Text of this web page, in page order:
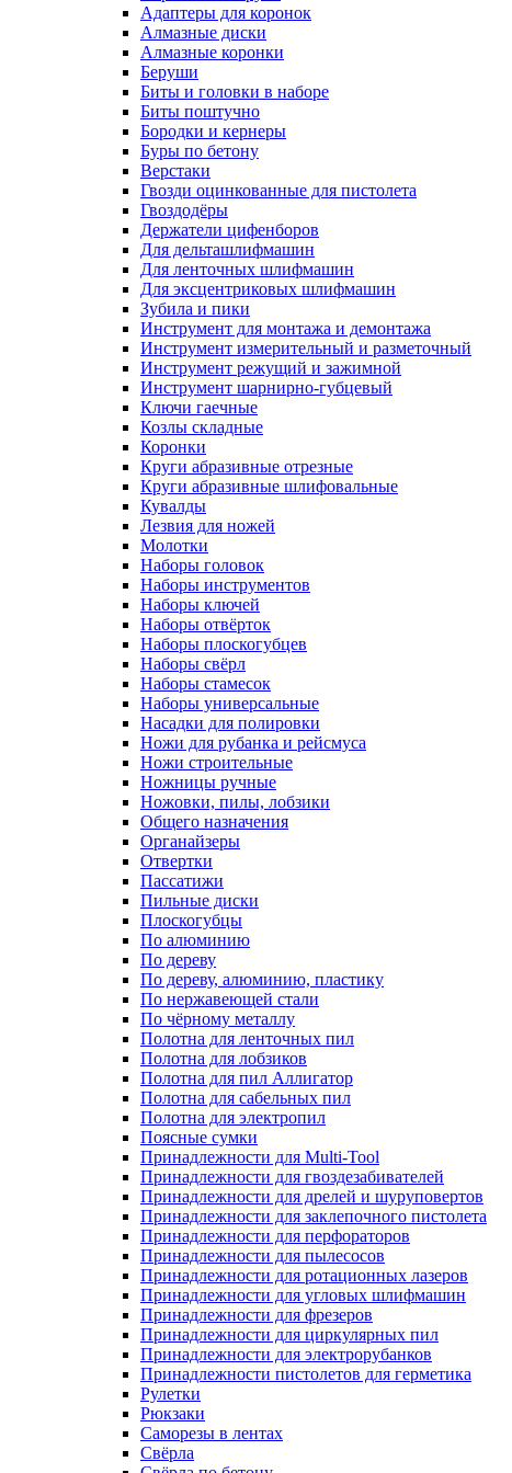
Адаптеры для коронок
Алмазные диски
Алмазные коронки
Беруши
Биты и головки в наборе
Биты поштучно
Бородки и кернеры
Буры по бетону
Верстаки
Гвозди оцинкованные для пистолета
Гвоздодёры
Держатели цифенборов
Для дельташлифмашин
Для ленточных шлифмашин
Для эксцентриковых шлифмашин
Зубила и пики
Инструмент для монтажа и демонтажа
Инструмент измерительный и разметочный
Инструмент режущий и зажимной
Инструмент шарнирно-губцевый
Ключи гаечные
Козлы складные
Коронки
Круги абразивные отрезные
Круги абразивные шлифовальные
Кувалды
Лезвия для ножей
Молотки
Наборы головок
Наборы инструментов
Наборы ключей
Наборы отвёрток
Наборы плоскогубцев
Наборы свёрл
Наборы стамесок
Наборы универсальные
Насадки для полировки
Ножи для рубанка и рейсмуса
Ножи строительные
Ножницы ручные
Ножовки, пилы, лобзики
Общего назначения
Органайзеры
Отвертки
Пассатижи
Пильные диски
Плоскогубцы
По алюминию
По дереву
По дереву, алюминию, пластику
По нержавеющей стали
По чёрному металлу
Полотна для ленточных пил
Полотна для лобзиков
Полотна для пил Аллигатор
Полотна для сабельных пил
Полотна для электропил
Поясные сумки
Принадлежности для Multi-Tool
Принадлежности для гвоздезабивателей
Принадлежности для дрелей и шуруповертов
Принадлежности для заклепочного пистолета
Принадлежности для перфораторов
Принадлежности для пылесосов
Принадлежности для ротационных лазеров
Принадлежности для угловых шлифмашин
Принадлежности для фрезеров
Принадлежности для циркулярных пил
Принадлежности для электрорубанков
Принадлежности пистолетов для герметика
Рулетки
Рюкзаки
Саморезы в лентах
Свёрла